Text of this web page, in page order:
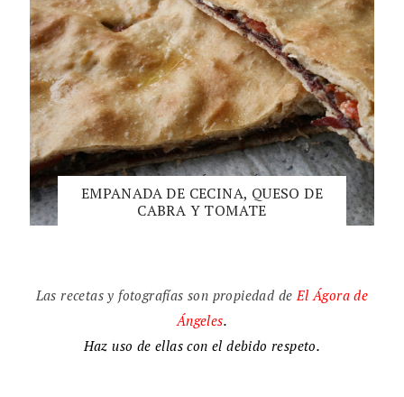
EMPANADA DE CECINA, QUESO DE
CABRA Y TOMATE
Las recetas y fotografías son propiedad de ElÁgora de
Ángeles.
Haz uso de ellas con el debido respeto.